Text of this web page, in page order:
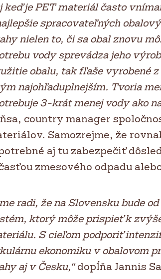
keď je PET materiál často
spracovateľných
nielen to, či sa obal znovu
vody sprevádza jeho
obalu, tak fľaše vyrobené
najohľaduplnejším. Tvoria
3-krát menej vody ako
country manager
Samozrejme, že
aj tu zabezpečiť
zmesového odpadu
radi, že na Slovensku bude
ktorý môže prispieť k
S cieľom podporiť
ekonomiku v obalovom
aj v Česku,“dopĺňa Jannis